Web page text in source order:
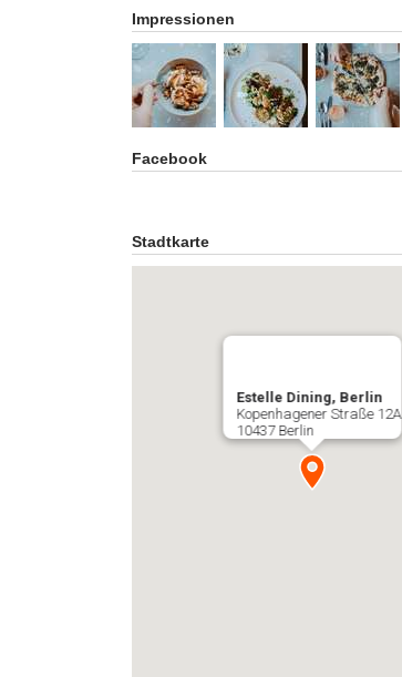
Impressionen
Facebook
Stadtkarte
Estelle Dining, Berlin
Kopenhagener Straße 12A
10437 Berlin